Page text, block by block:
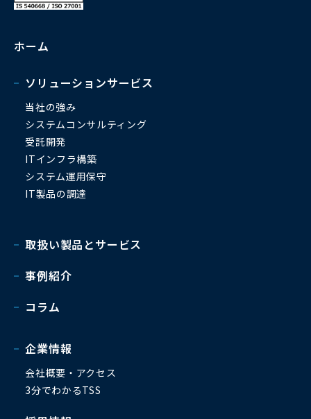
ホーム
ソリューションサービス
当社の強み
システムコンサルティング
受託開発
ITインフラ構築
システム運用保守
IT製品の調達
取扱い製品とサービス
事例紹介
コラム
企業情報
会社概要・アクセス
3分でわかるTSS